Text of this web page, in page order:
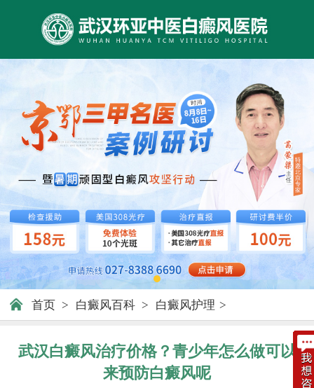
首页 > 白癜风百科 > 白癜风护理 >
武汉白癜风治疗价格？青少年怎么做可以
来预防白癜风呢